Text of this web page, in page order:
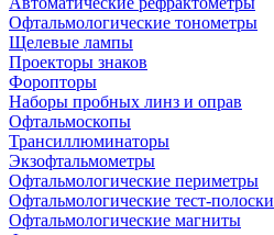
Офтальмологические тонометры
Щелевые лампы
Проекторы знаков
Форопторы
Наборы пробных линз и оправ
Офтальмоскопы
Трансиллюминаторы
Экзофтальмометры
Офтальмологические периметры
Офтальмологические тест-полоски
Офтальмологические магниты